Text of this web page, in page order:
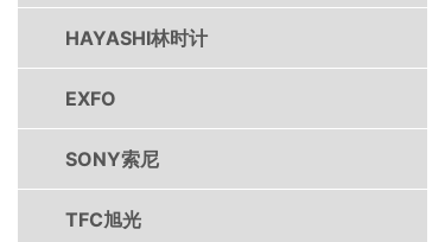
HAYASHI林时计
EXFO
SONY索尼
TFC旭光